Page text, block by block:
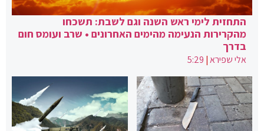
התחזית לימי ראש השנה וגם לשבת: תשכחו
מהקרירות הנעימה מהימים האחרונים • שרב ועומס חום
בדרך
אלי שפירא|
5:29